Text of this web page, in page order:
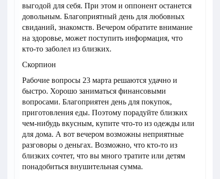
выгодой для себя. При этом и оппонент останется
довольным. Благоприятный день для любовных
свиданий, знакомств. Вечером обратите внимание
на здоровье, может поступить информация, что
кто-то заболел из близких.
Скорпион
Рабочие вопросы 23 марта решаются удачно и
быстро. Хорошо заниматься финансовыми
вопросами. Благоприятен день для покупок,
приготовления еды. Поэтому порадуйте близких
чем-нибудь вкусным, купите что-то из одежды или
для дома. А вот вечером возможны неприятные
разговоры о деньгах. Возможно, что кто-то из
близких сочтет, что вы много тратите или детям
понадобиться внушительная сумма.